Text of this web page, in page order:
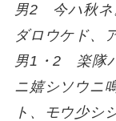
男2 今ハ秋ネ
ダロウケド、
男1・2 楽隊
ニ嬉シソウニ
ト、モウ少シ